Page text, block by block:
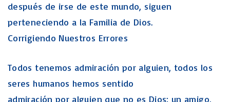
después de irse de este mundo, siguen
perteneciendo a la Familia de Dios.
Corrigiendo Nuestros Errores
Todos tenemos admiración por alguien, todos los
seres humanos hemos sentido
admiración por alguien que no es Dios: un amigo,